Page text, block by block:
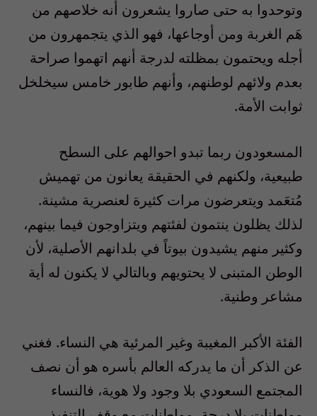
وتوحدوا به حتى صاروا يشعرون أنه خلاصهم من
هَم الغربة ومن أوجاعها، فهو الذي يتجمهرون من
أجله ويحتمون بمظلته لدرجة أنهم اتهموا صراحة
بعدم ولائهم لوطنهم، وأنهم طابور خامس سيخلخل
ثوابت الأمة.
المسعودون ربما تبدو احوالهم على السطح
طبيعية، ولكنهم في الحقيقة يعانون من تهميش
مُتعَمد ويتعرضون مرات كثيرة لعنصرية مشينة.
لذلك يظلون ينتمون لفئتهم ويتزاوجون فيما بينهم،
وكثير منهم يشيدون بيوتاً في بلدانهم الأصلية، لأن
الوطن المتبنى لا يحتويهم وبالتالي لا يكنون له أية
مشاعر وطنية.
الفئة الأكبر المغيبة وغير المرئية هي النساء. فغني
عن الذكر أن ما يدركه العالم بأسره هو أن نصف
المجتمع السعودي بلا وجود ولا هوية، فالنساء